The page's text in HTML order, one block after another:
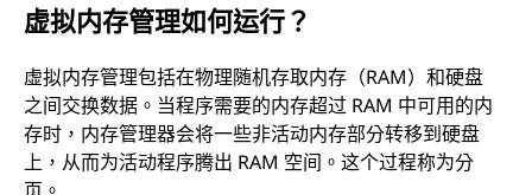
虚拟内存管理如何运行？
虚拟内存管理包括在物理随机存取内存（RAM）和硬盘
之间交换数据。当程序需要的内存超过 RAM 中可用的内
存时，内存管理器会将一些非活动内存部分转移到硬盘
上，从而为活动程序腾出 RAM 空间。这个过程称为分
页。